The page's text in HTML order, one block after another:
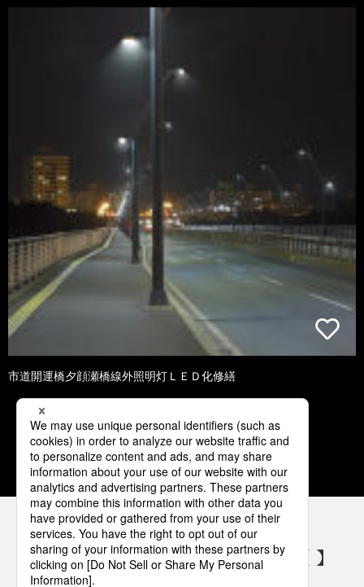
市道開運橋夕顔瀬橋線外照明灯ＬＥＤ化修繕
1 2 3 4 5
パナソニックの電気設備 SNSアカウント